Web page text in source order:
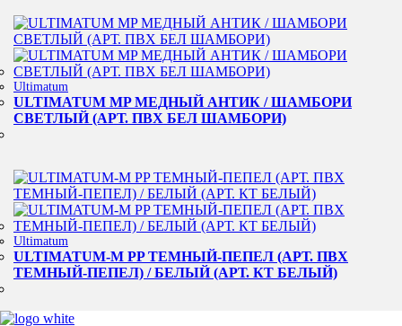
Ultimatum
ULTIMATUM MP МЕДНЫЙ АНТИК / ШАМБОРИ
СВЕТЛЫЙ (АРТ. ПВХ БЕЛ ШАМБОРИ)
Ultimatum
ULTIMATUM-M PP ТЕМНЫЙ-ПЕПЕЛ (АРТ. ПВХ
ТЕМНЫЙ-ПЕПЕЛ) / БЕЛЫЙ (АРТ. КТ БЕЛЫЙ)